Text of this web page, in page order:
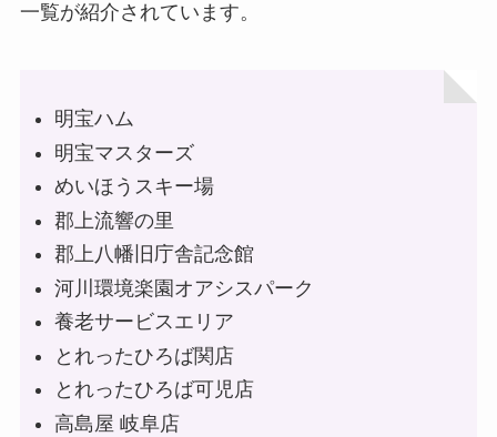
一覧が紹介されています。
明宝ハム
明宝マスターズ
めいほうスキー場
郡上流響の里
郡上八幡旧庁舎記念館
河川環境楽園オアシスパーク
養老サービスエリア
とれったひろば関店
とれったひろば可児店
高島屋 岐阜店